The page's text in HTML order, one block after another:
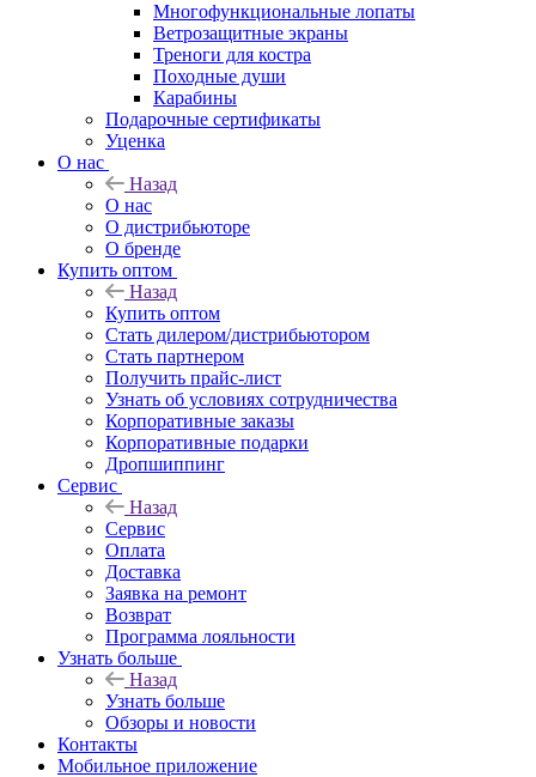
Многофункциональные лопаты
Ветрозащитные экраны
Треноги для костра
Походные души
Карабины
Подарочные сертификаты
Уценка
О нас
Назад
О нас
О дистрибьюторе
О бренде
Купить оптом
Назад
Купить оптом
Стать дилером/дистрибьютором
Стать партнером
Получить прайс-лист
Узнать об условиях сотрудничества
Корпоративные заказы
Корпоративные подарки
Дропшиппинг
Сервис
Назад
Сервис
Оплата
Доставка
Заявка на ремонт
Возврат
Программа лояльности
Узнать больше
Назад
Узнать больше
Обзоры и новости
Контакты
Мобильное приложение